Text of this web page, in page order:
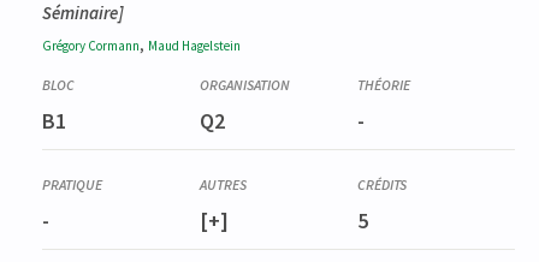
Séminaire]
Grégory Cormann, Maud Hagelstein
B1 Q2 -
- [+] 5